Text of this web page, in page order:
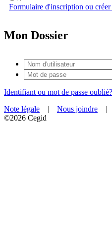
Formulaire d'inscription ou créer
Mon Dossier
Identifiant ou mot de passe
Note légale
| Nous joindre |
©2026 Cegid